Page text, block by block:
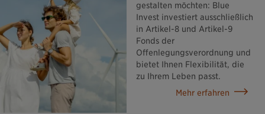
gestalten möchten: Blue
Invest investiert ausschließlich
in Artikel-8 und Artikel-9
Fonds der
Offenlegungsverordnung und
bietet Ihnen Flexibilität, die
zu Ihrem Leben passt.
Mehr erfahren